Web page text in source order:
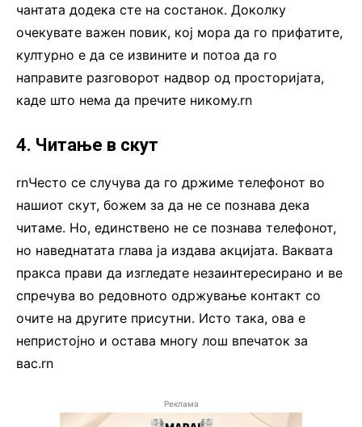
чантата додека сте на состанок. Доколку
очекувате важен повик, кој мора да го прифатите,
културно е да се извините и потоа да го
направите разговорот надвор од просторијата,
каде што нема да пречите никому.rn
4. Читање в скут
rnЧесто се случува да го држиме телефонот во
нашиот скут, божем за да не се познава дека
читаме. Но, единствено не се познава телефонот,
но наведнатата глава ја издава акцијата. Ваквата
пракса прави да изгледате незаинтересирано и ве
спречува во редовното одржување контакт со
очите на другите присутни. Исто така, ова е
непристојно и остава многу лош впечаток за
вас.rn
Реклама